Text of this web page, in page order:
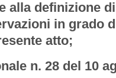
alla definizione
in grado
atto;
n. 28 del 10